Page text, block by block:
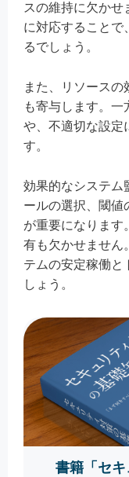
スの維持に欠かせ
に対応することで
るでしょう。
また、リソースの
も寄与します。
や、不適切な設定
す。
効果的なシステム
ールの選択、閾値
が重要になります
有も欠かせません
テムの安定稼働と
しょう。
書籍「セ